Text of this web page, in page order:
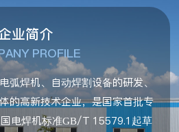
业简介
PROFILE
弧焊机、自动焊割设备的研发、
的高新技术企业，是国家首批专
电焊机标准GB/T 15579.1起草